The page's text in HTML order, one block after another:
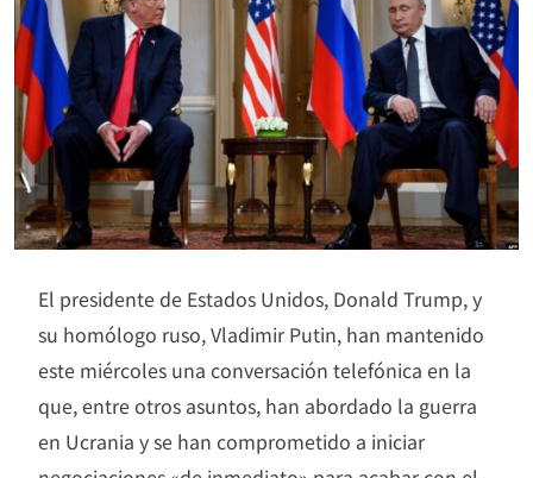
El presidente de Estados Unidos, Donald Trump, y
su homólogo ruso, Vladimir Putin, han mantenido
este miércoles una conversación telefónica en la
que, entre otros asuntos, han abordado la guerra
en Ucrania y se han comprometido a iniciar